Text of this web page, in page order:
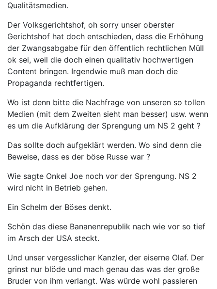
Qualitätsmedien.
Der Volksgerichtshof, oh sorry unser oberster
Gerichtshof hat doch entschieden, dass die Erhöhung
der Zwangsabgabe für den öffentlich rechtlichen Müll
ok sei, weil die doch einen qualitativ hochwertigen
Content bringen. Irgendwie muß man doch die
Propaganda rechtfertigen.
Wo ist denn bitte die Nachfrage von unseren so tollen
Medien (mit dem Zweiten sieht man besser) usw. wenn
es um die Aufklärung der Sprengung um NS 2 geht ?
Das sollte doch aufgeklärt werden. Wo sind denn die
Beweise, dass es der böse Russe war ?
Wie sagte Onkel Joe noch vor der Sprengung. NS 2
wird nicht in Betrieb gehen.
Ein Schelm der Böses denkt.
Schön das diese Bananenrepublik nach wie vor so tief
im Arsch der USA steckt.
Und unser vergesslicher Kanzler, der eiserne Olaf. Der
grinst nur blöde und mach genau das was der große
Bruder von ihm verlangt. Was würde wohl passieren